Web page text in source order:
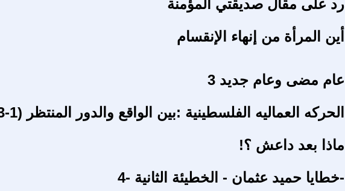
رد على مقال صديقتي ألمؤمنة
أين المرأة من إنهاء الإنقسام
عام مضى وعام جديد 3
الحركه العماليه الفلسطينية :بين الواقع والدور المنتظر (1-3)
ماذا بعد داعش ؟!
-خطايا حميد عثمان - الخطيئة الثانية -4